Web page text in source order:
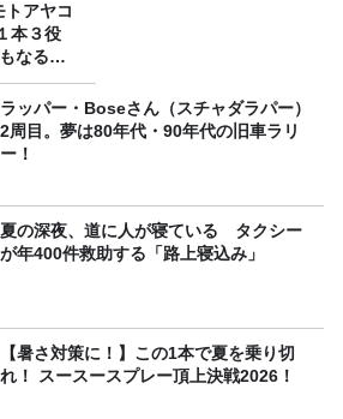
トアヤコ
本３役
なる最
ラッパー・Boseさん（スチャダラパー）
2周目。夢は80年代・90年代の旧車ラリ
ー！
夏の深夜、道に人が寝ている タクシー
が年400件救助する「路上寝込み」
【暑さ対策に！】この1本で夏を乗り切
れ！ スースースプレー頂上決戦2026！